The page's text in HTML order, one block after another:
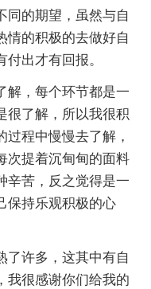
同的期望，虽然与自
情的积极的去做好自
出才有回报。
解，每个环节都是一
很了解，所以我很积
程中慢慢去了解，
次提着沉甸甸的面料
辛苦，反之觉得是一
保持乐观积极的心
了许多，这其中有自
我很感谢你们给我的